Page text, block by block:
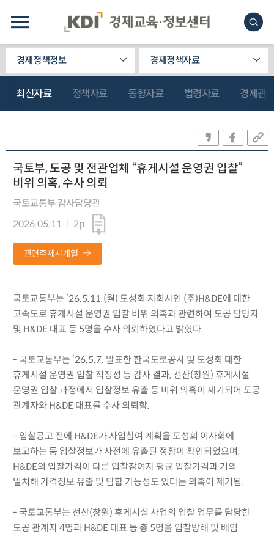
경제정책정보 경제정책자료
최신자료 정책자료 동향자료 법령자료 경제관
국토부, 도공 및 전관업체 “휴게시설 운영권 입찰”
비위 의혹, 수사 의뢰
국토교통부 감사담당관
2026.05.11
2p
관련주제시계열
국토교통부는 ’26.5.11.(월) 도성회 자회사인 (주)H&DE에 대한
고속도로 휴게시설 운영권 입찰 비위 의혹과 관련하여 도공 담당자
및 H&DE 대표 등 5명을 수사 의뢰하였다고 밝혔다.
- 국토교통부는 ’26.5.7. 발표한 한국도로공사 및 도성회 대한
휴게시설 운영권 입찰 적정성 등 감사 결과, 선산(창원) 휴게시설
운영권 입찰 과정에서 입찰정보 유출 등 비위 의혹이 제기되어 도공
관계자와 H&DE 대표를 수사 의뢰함.
- 입찰공고 전에 H&DE가 사업참여 계획을 도성회 이사회에
보고하는 등 입찰정보가 사전에 유출된 정황이 확인되었으며,
H&DE의 입찰가격이 다른 입찰참여자 평균 입찰가격과 거의
일치해 가격정보 유출 및 담합 가능성도 있다는 의혹이 제기됨.
- 국토교통부는 선산(창원) 휴게시설 사업의 입찰 업무를 담당한
도공 관계자 4명과 H&DE 대표 등 총 5명을 입찰방해 및 배임